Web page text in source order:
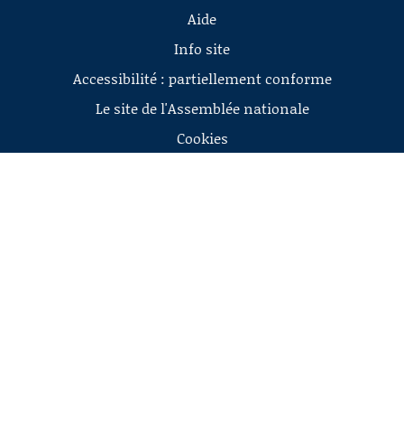
Aide
Info site
Accessibilité : partiellement conforme
Le site de l'Assemblée nationale
Cookies